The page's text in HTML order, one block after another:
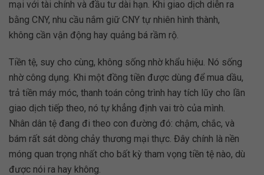
mại với tài chính và đầu tư dài hạn. Khi giao dịch diễn ra
bằng CNY, nhu cầu nắm giữ CNY tự nhiên hình thành,
không cần vận động hay quảng bá rầm rộ.
Tiền tệ, suy cho cùng, không sống nhờ khẩu hiệu. Nó sống
nhờ công dụng. Khi một đồng tiền được dùng để mua dầu,
trả tiền máy móc, thanh toán công trình hay tích lũy cho lần
giao dịch tiếp theo, nó tự khẳng định vai trò của mình.
Nhân dân tệ đang đi theo con đường đó: chậm, chắc, và
bám rất sát dòng chảy thương mại thực. Đây chính là nền
móng quan trọng nhất cho bất kỳ tham vọng tiền tệ nào, dù
được nói ra hay không.